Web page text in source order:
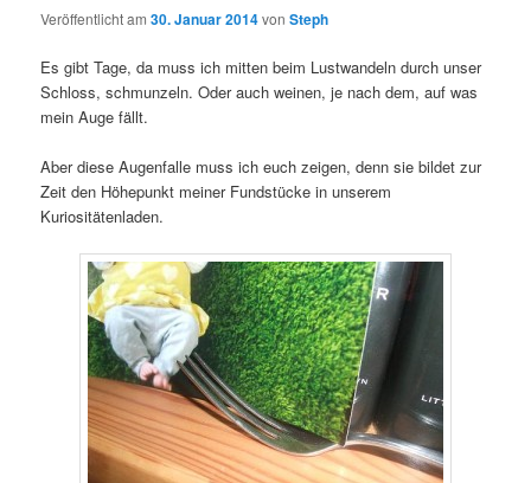
Veröffentlicht am30. Januar 2014vonSteph
Es gibt Tage, da muss ich mitten beim Lustwandeln durch unser
Schloss, schmunzeln. Oder auch weinen, je nach dem, auf was
mein Auge fällt.
Aber diese Augenfalle muss ich euch zeigen, denn sie bildet zur
Zeit den Höhepunkt meiner Fundstücke in unserem
Kuriositätenladen.